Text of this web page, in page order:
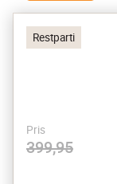
Restparti
Pris
399,95